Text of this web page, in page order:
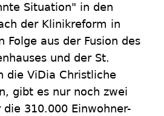
Situation" in den
der Klinikreform in
Folge aus der Fusion des
und der St.
die ViDia Christliche
gibt es nur noch zwei
310.000 Einwohner-